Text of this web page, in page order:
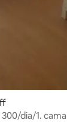
dia/1.